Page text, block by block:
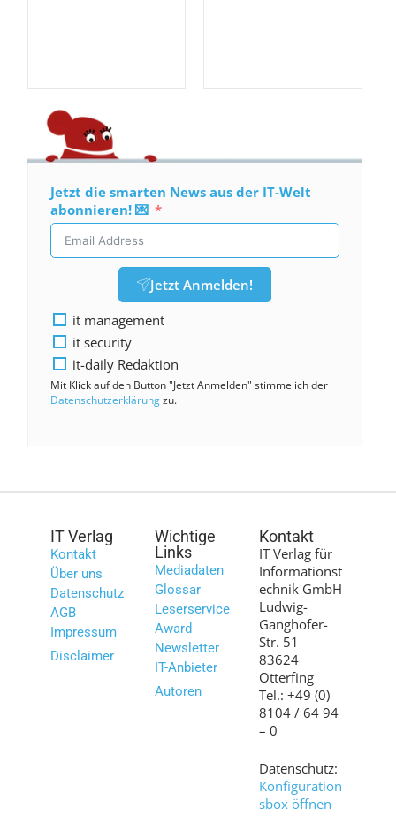
Jetzt die smarten News aus der IT-Welt
abonnieren! 💌
Jetzt Anmelden!
it management
it security
it-daily Redaktion
Mit Klick auf den Button "Jetzt Anmelden" stimme ich der
Datenschutzerklärungzu.
IT Verlag
Kontakt
Über uns
Datenschutz
AGB
Impressum
Disclaimer
Wichtige
Links
Mediadaten
Glossar
Leserservice
Award
Newsletter
IT-Anbieter
Autoren
Kontakt
IT Verlag für
Informationst
echnik GmbH
Ludwig-
Ganghofer-
Str. 51
83624
Otterfing
Tel.: +49 (0)
8104 / 64 94
– 0
Datenschutz:
Konfiguration
sbox öffnen